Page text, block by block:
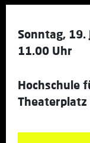
Sonntag, 19.
11.00 Uhr
Hochschule
Theaterplatz